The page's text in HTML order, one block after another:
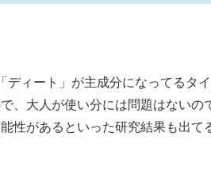
ディート」が主成分になってるタ
、大人が使い分には問題はない
性があるといった研究結果も出